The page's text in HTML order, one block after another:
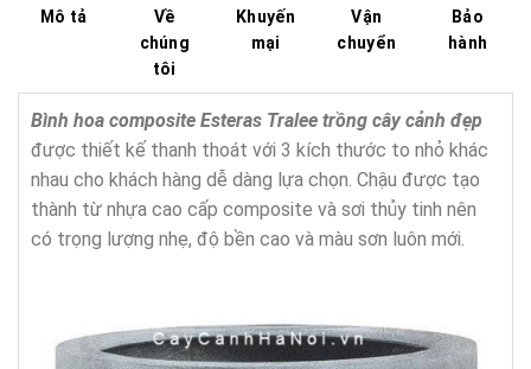
Mô tả
Về
chúng
tôi
Khuyến
mại
Vận
chuyển
Bảo
hành
Bình hoa composite Esteras Tralee trồng cây cảnh đẹp
được thiết kế thanh thoát với 3 kích thước to nhỏ khác
nhau cho khách hàng dễ dàng lựa chọn. Chậu được tạo
thành từ nhựa cao cấp composite và sơi thủy tinh nên
có trọng lượng nhẹ, độ bền cao và màu sơn luôn mới.